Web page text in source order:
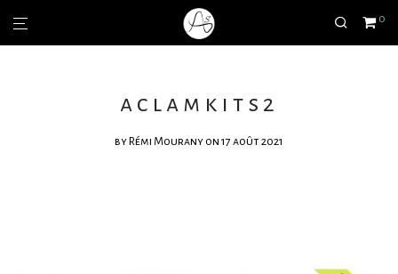
0
aclamkits2
by Rémi Mourany on 17 août 2021